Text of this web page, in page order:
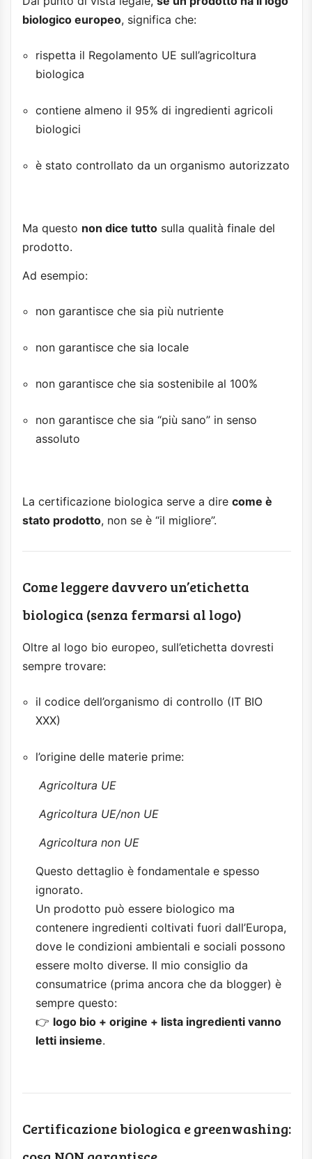
biologico europeo, significa che:
rispetta il Regolamento UE sull’agricoltura
biologica
contiene almeno il 95% di ingredienti agricoli
biologici
è stato controllato da un organismo autorizzato
Ma questo non dice tutto sulla qualità finale del
prodotto.
Ad esempio:
non garantisce che sia più nutriente
non garantisce che sia locale
non garantisce che sia sostenibile al 100%
non garantisce che sia “più sano” in senso
assoluto
La certificazione biologica serve a dire come è
stato prodotto, non se è “il migliore”.
Come leggere davvero un’etichetta
biologica (senza fermarsi al logo)
Oltre al logo bio europeo, sull’etichetta dovresti
sempre trovare:
il codice dell’organismo di controllo (IT BIO
XXX)
l’origine delle materie prime:
Agricoltura UE
Agricoltura UE/non UE
Agricoltura non UE
Questo dettaglio è fondamentale e spesso
ignorato.
Un prodotto può essere biologico ma
contenere ingredienti coltivati fuori dall’Europa,
dove le condizioni ambientali e sociali possono
essere molto diverse. Il mio consiglio da
consumatrice (prima ancora che da blogger) è
sempre questo:
👉 logo bio + origine + lista ingredienti vanno
letti insieme.
Certificazione biologica e greenwashing: